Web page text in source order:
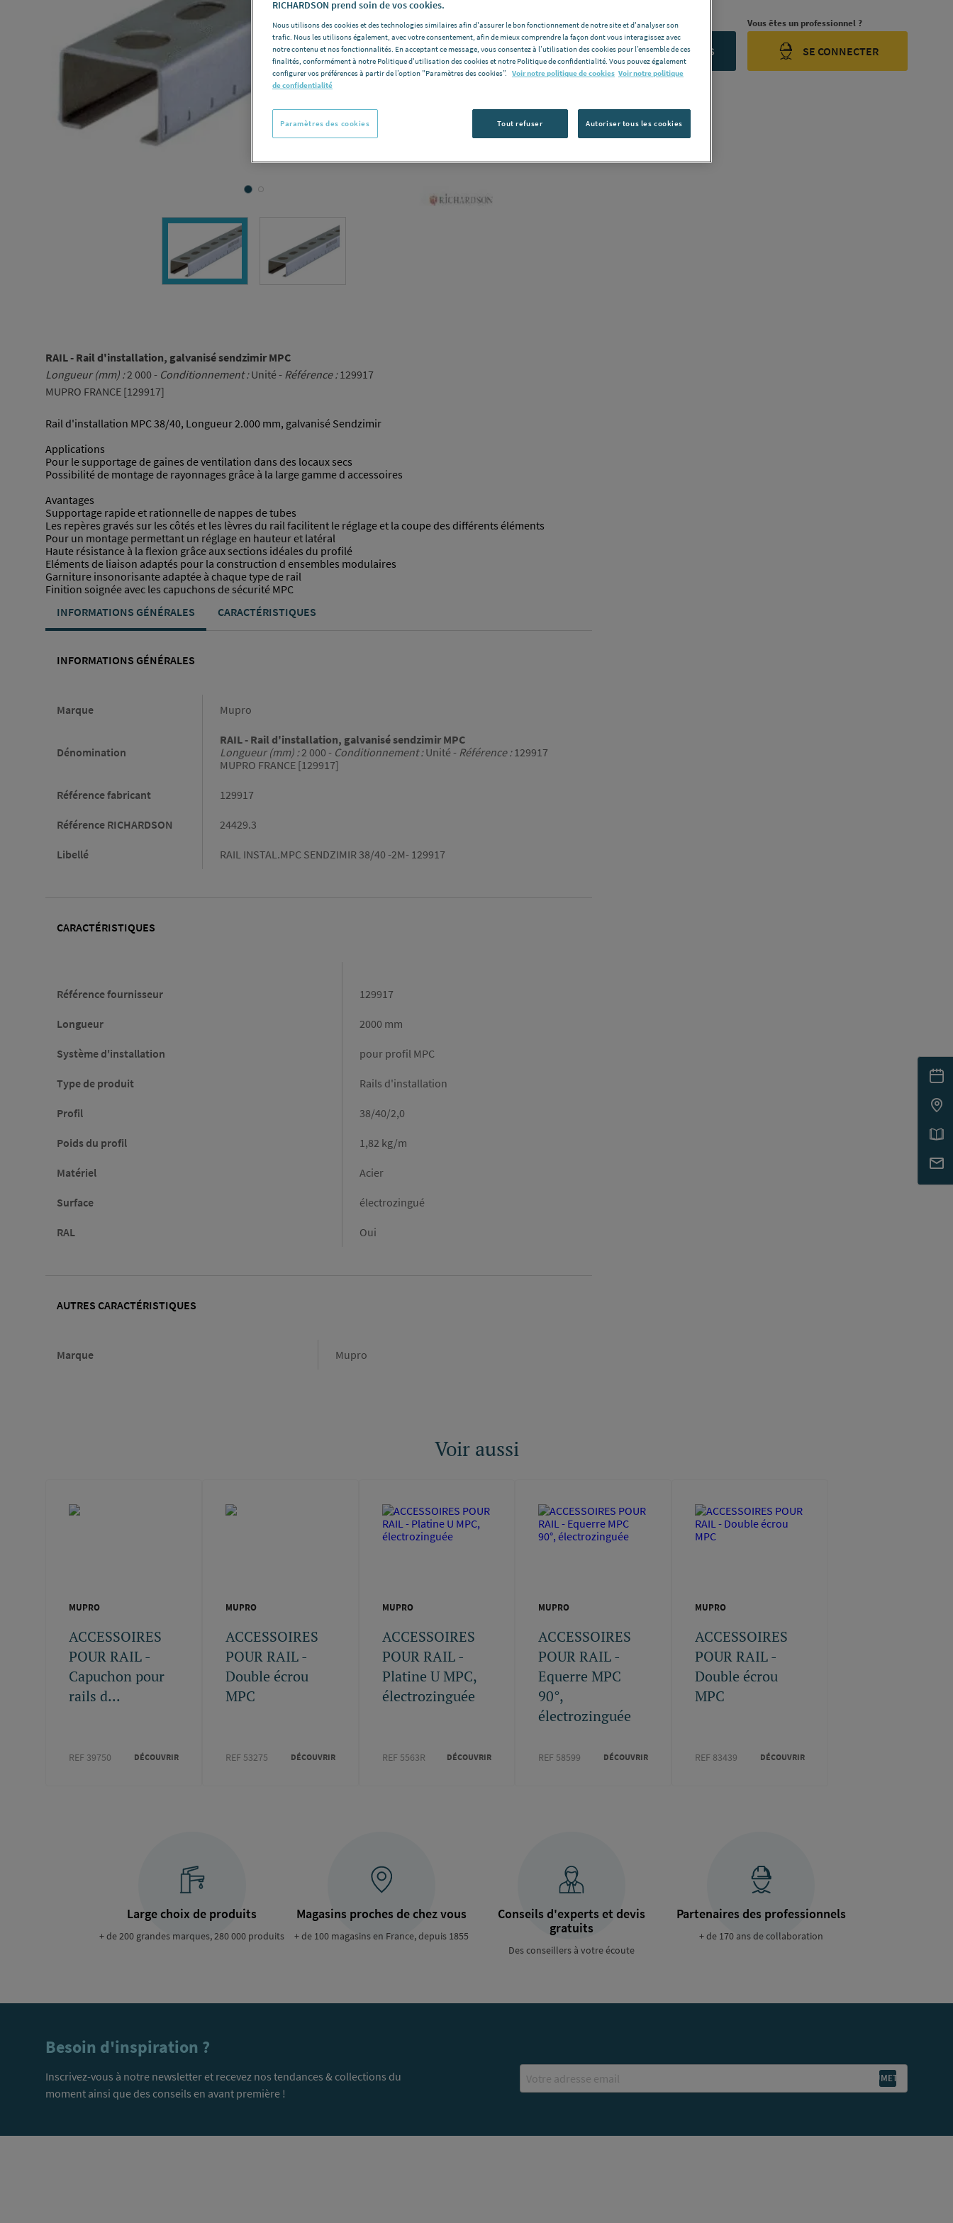
Vous avez un projet ?
CONTACTEZ-NOUS
Vous êtes un professionnel ?
SE CONNECTER
RAIL - Rail d'installation, galvanisé sendzimir MPC
Longueur (mm) :2 000 - Conditionnement :Unité - Référence :129917
MUPRO FRANCE [129917]
Rail d'installation MPC 38/40, Longueur 2.000 mm, galvanisé Sendzimir
Applications
Pour le supportage de gaines de ventilation dans des locaux secs
Possibilité de montage de rayonnages grâce à la large gamme d accessoires
Avantages
Supportage rapide et rationnelle de nappes de tubes
Les repères gravés sur les côtés et les lèvres du rail facilitent le réglage et la coupe des différents éléments
Pour un montage permettant un réglage en hauteur et latéral
Haute résistance à la flexion grâce aux sections idéales du profilé
Eléments de liaison adaptés pour la construction d ensembles modulaires
Garniture insonorisante adaptée à chaque type de rail
Finition soignée avec les capuchons de sécurité MPC
INFORMATIONS GÉNÉRALES
CARACTÉRISTIQUES
INFORMATIONS GÉNÉRALES
Marque Mupro
Dénomination
RAIL - Rail d'installation, galvanisé sendzimir MPC
Longueur (mm) :2 000 - Conditionnement :Unité - Référence :129917
MUPRO FRANCE [129917]
Référence fabricant 129917
Référence RICHARDSON 24429.3
Libellé RAIL INSTAL.MPC SENDZIMIR 38/40 -2M- 129917
CARACTÉRISTIQUES
Référence fournisseur
129917
Longueur 2000 mm
Système d'installation pour profil MPC
Type de produit Rails d'installation
Profil 38/40/2,0
Poids du profil 1,82 kg/m
Matériel Acier
Surface électrozingué
RAL Oui
AUTRES CARACTÉRISTIQUES
Marque Marque
Mupro
Voir aussi
MUPRO
ACCESSOIRES
POUR RAIL -
Capuchon pour
rails d...
REF 39750 DÉCOUVRIR
MUPRO
ACCESSOIRES
POUR RAIL -
Double écrou
MPC
REF 53275 DÉCOUVRIR
MUPRO
ACCESSOIRES
POUR RAIL -
Platine U MPC,
électrozinguée
REF 5563R DÉCOUVRIR
MUPRO
ACCESSOIRES
POUR RAIL -
Equerre MPC
90°,
électrozinguée
REF 58599 DÉCOUVRIR
MUPRO
ACCESSOIRES
POUR RAIL -
Double écrou
MPC
REF 83439 DÉCOUVRIR
Large choix de produits
+ de 200 grandes marques, 280 000 produits
Magasins proches de chez vous
+ de 100 magasins en France, depuis 1855
Conseils d'experts et devis
gratuits
Des conseillers à votre écoute
Partenaires des professionnels
+ de 170 ans de collaboration
Besoin d'inspiration ?
Inscrivez-vous à notre newsletter et recevez nos tendances & collections du
moment ainsi que des conseils en avant première !
Email
RICHARDSON prend soin de vos cookies.
Nous utilisons des cookies et des technologies similaires afin d'assurer le bon fonctionnement de notre site et d'analyser son
trafic. Nous les utilisons également, avec votre consentement, afin de mieux comprendre la façon dont vous interagissez avec
notre contenu et nos fonctionnalités. En acceptant ce message, vous consentez à l’utilisation des cookies pour l’ensemble de ces
finalités, conformément à notre Politique d'utilisation des cookies et notre Politique de confidentialité. Vous pouvez également
configurer vos préférences à partir de l’option "Paramètres des cookies”.
Voir notre politique de cookies Voir notre politique
de confidentialité
Tout refuser Autoriser tous les cookies
Paramètres des cookies